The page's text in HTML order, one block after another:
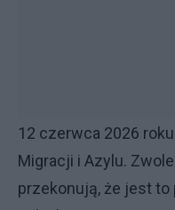
12 czerwca 2026
Migracji i Azylu.
przekonują, że jest to